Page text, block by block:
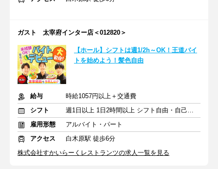
ガスト 太宰府インター店＜012820＞
【ホール】シフトは週1/2h～OK！王道バイ
トを始めよう！髪色自由
給与
時給1057円以上＋交通費
シフト
週1日以上 1日2時間以上 シフト自由・自己申告
雇用形態
アルバイト・パート
アクセス
白木原駅 徒歩6分
株式会社すかいらーくレストランツの求人一覧を見る